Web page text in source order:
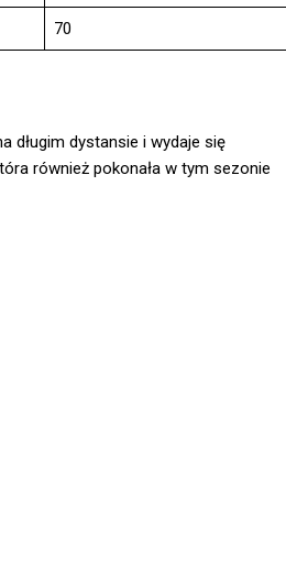
70
długim dystansie i wydaje się
również pokonała w tym sezonie